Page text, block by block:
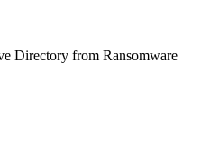
Directory from Ransomware